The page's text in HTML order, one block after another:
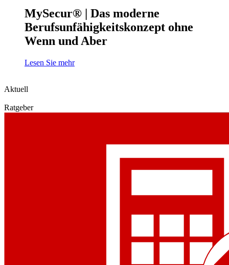
MySecur® | Das moderne
Berufsunfähigkeitskonzept ohne
Wenn und Aber
Lesen Sie mehr
Aktuell
Ratgeber